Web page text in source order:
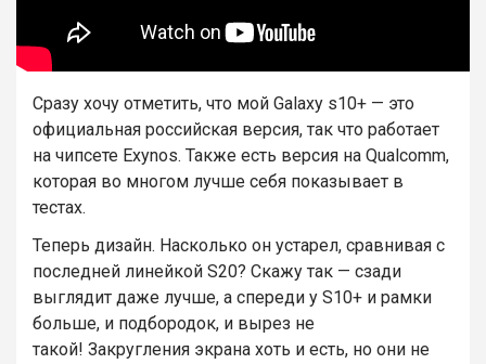
Сразу хочу отметить, что мой Galaxy s10+ — это
официальная российская версия, так что работает
на чипсете Exynos. Также есть версия на Qualcomm,
которая во многом лучше себя показывает в
тестах.
Теперь дизайн. Насколько он устарел, сравнивая с
последней линейкой S20? Скажу так — сзади
выглядит даже лучше, а спереди у S10+ и рамки
больше, и подбородок, и вырез не
такой! Закругления экрана хоть и есть, но они не